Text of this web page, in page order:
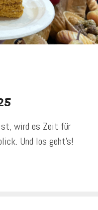
wird es Zeit für
Und los geht’s!